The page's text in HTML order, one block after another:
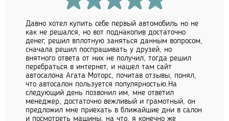
Давно хотел купить себе первый автомобиль но не
как не решался, но вот поднакопив достаточно
денег, решил вплотную заняться данным вопросом,
сначала решил поспрашивать у друзей, но
внятного ответа от них не получил, тогда решил
перебраться в интернет, и нашел там сайт
автосалона Агата Моторс, почитав отзывы, понял,
что автосалон пользуется популярностью.На
следующий день позвонил им, мне ответил
менеджер, достаточно вежливый и грамотный, он
предложил мне приехать в ближайшие дни в салон
и посмотреть машины, на что, я конечно же